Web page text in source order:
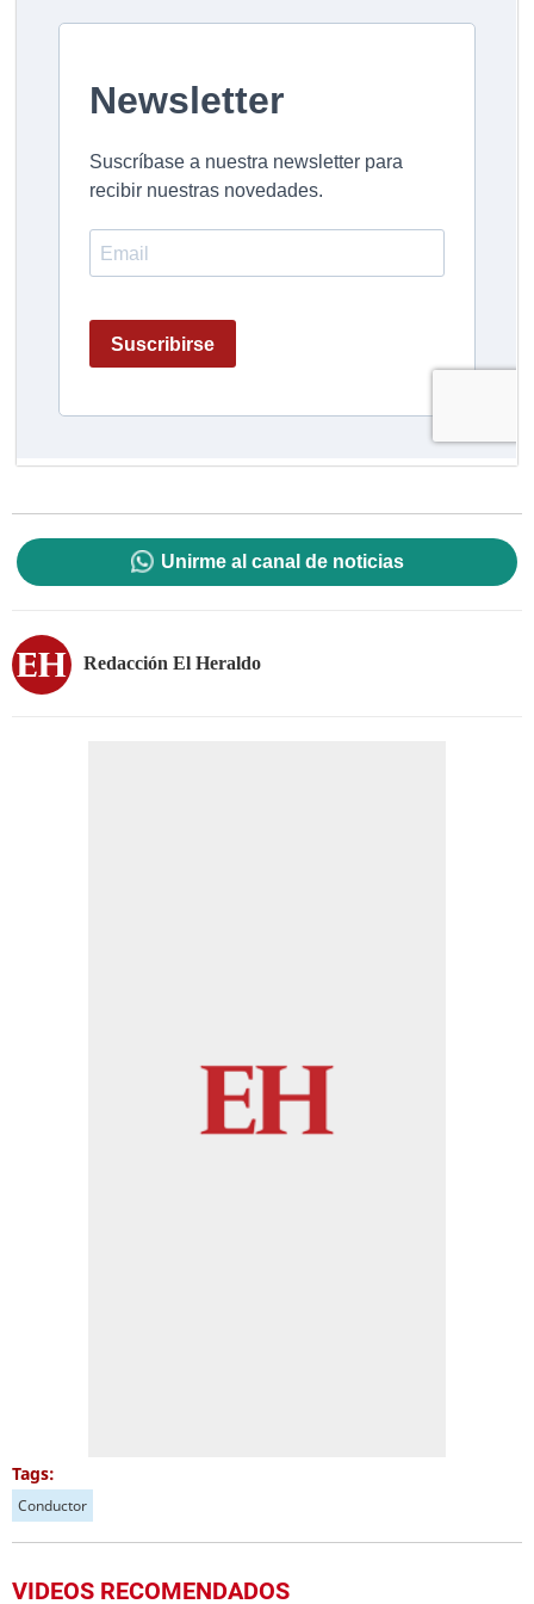
Unirme al canal de noticias
Redacción El Heraldo
Tags:
Conductor
VIDEOS RECOMENDADOS